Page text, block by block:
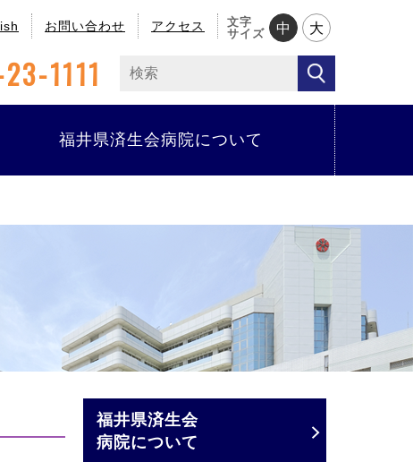
お問い合わせ アクセス
文字
サイズ
中 大
1111
福井県済生会病院について
福井県済生会
病院について